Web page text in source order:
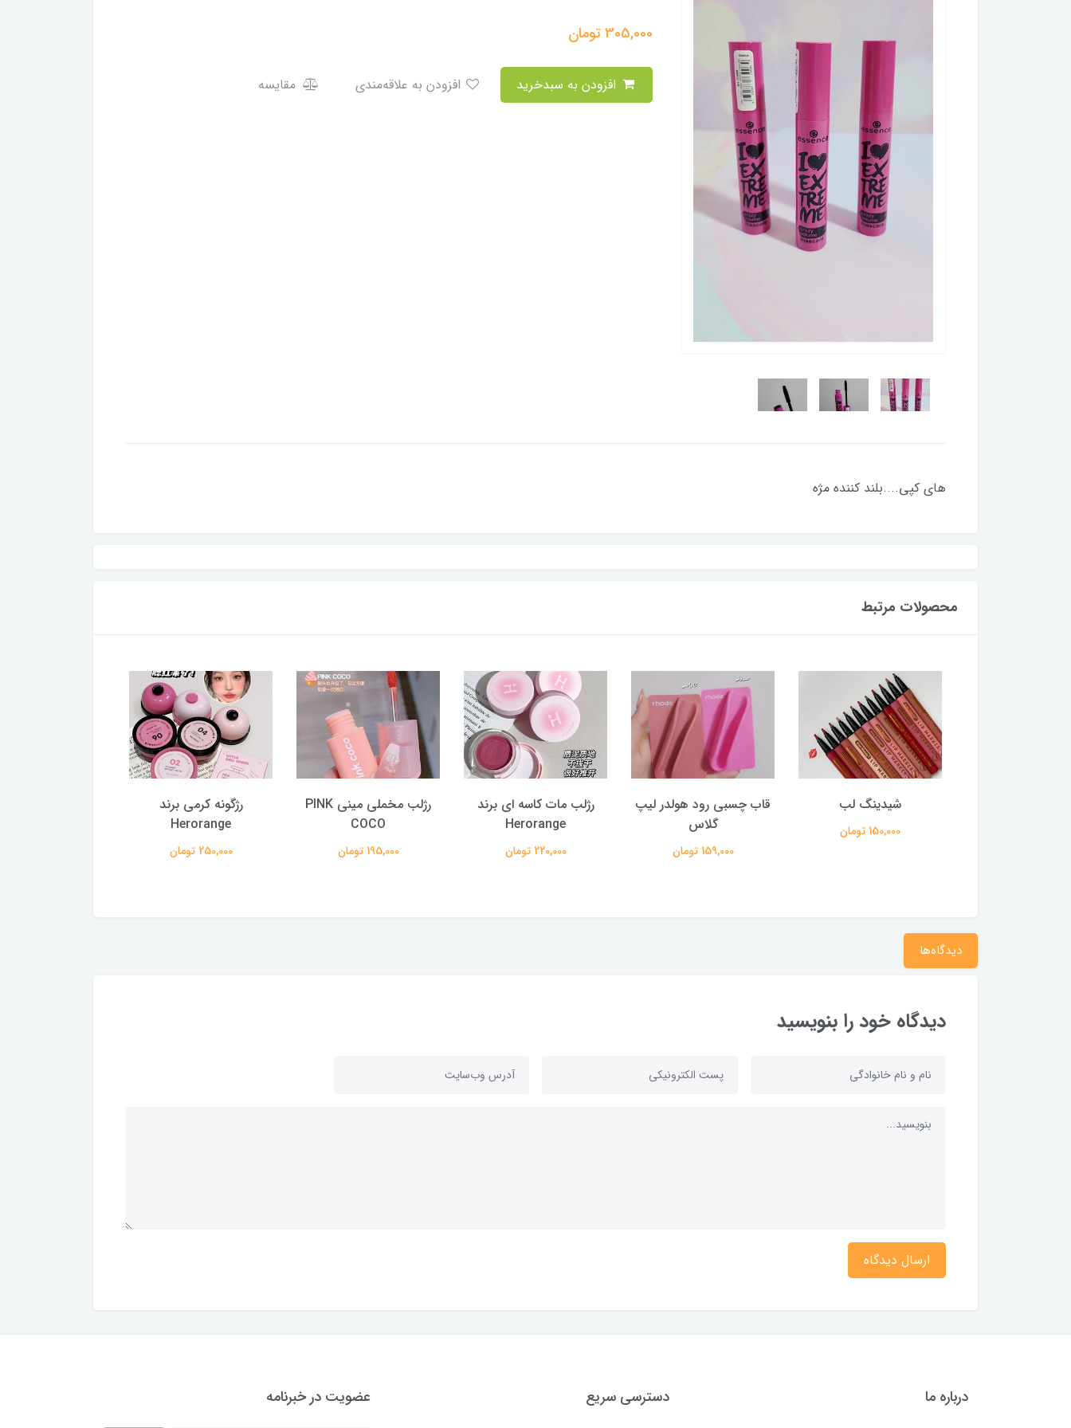
305,000تومان
مقایسه
های کپی....بلند کننده مژه
محصولات مرتبط
شیدینگ لب
150,000 تومان
قاب چسبی رود هولدر لیپ
گلاس
159,000 تومان
رژلب مات کاسه ای برند
Herorange
220,000 تومان
رژلب مخملی مینی PINK
COCO
195,000 تومان
رژگونه کرمی برند
Herorange
250,000 تومان
دیدگاه‌ها
دیدگاه خود را بنویسید
ارسال دیدگاه
درباره ما دسترسی سریع عضویت در خبرنامه